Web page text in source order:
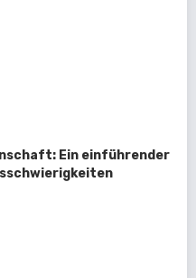
Ein einführender